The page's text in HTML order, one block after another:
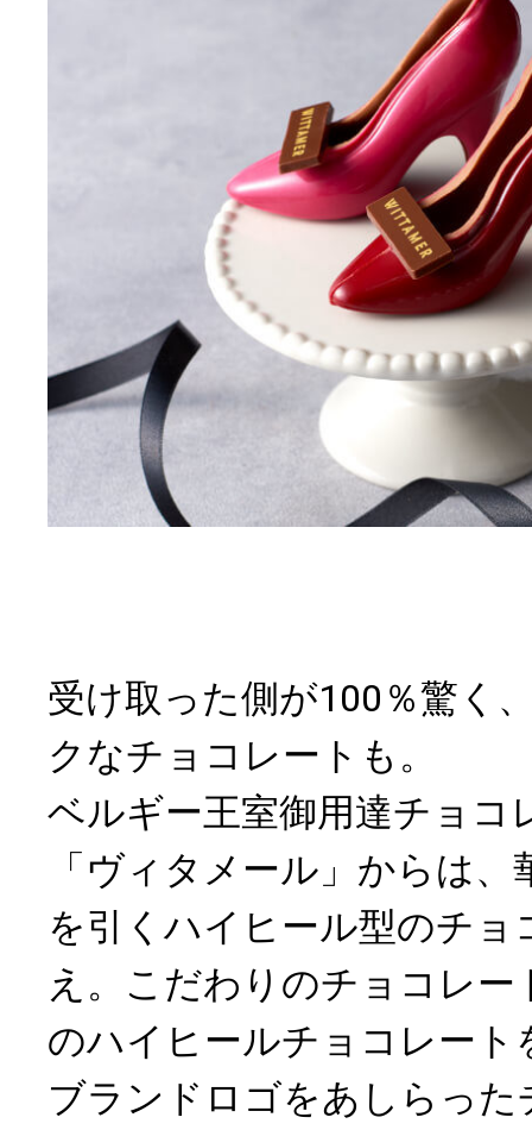
受け取った側が100％驚く
クなチョコレートも。
ベルギー王室御用達チョコ
「ヴィタメール」からは
を引くハイヒール型のチョ
え。こだわりのチョコレ
のハイヒールチョコレート
ブランドロゴをあしらっ